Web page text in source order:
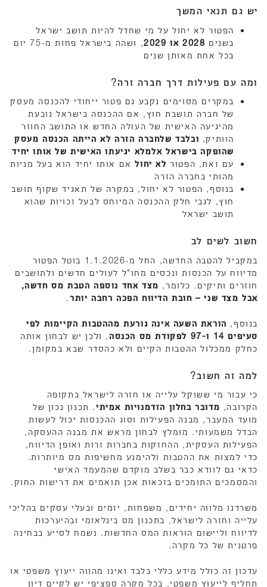
יש גם תנאי המשך
הפטור לא יחול על מי שחדל להיות תושב ישראל
בשנים 2028 או 2029
, ושהה בישראל פחות מ-75 יום
בכל אחת מאותן שנים
ומה עם פעילות דרך חברה זרה?
במקרים מסוימים נקבע גם פטור ייחודי להכנסה מעסק
של חברה תושבת חוץ, אם ההכנסה בישראל נובעת
מהיגיעה האישית של העולה החדש או התושב החוזר
הוותיק, ובלבד שלחברה הזרה לא הייתה הכנסה מעסק
שהופקה בישראל אלמלא יגיעתו האישית של אותו יחיד
עם זאת, הפטור לא יחולאם אותו יחיד הוא בעל מניות
מהותי בחברה הזרה
בנוסף, הפטור לא יחול, במקרה של תאגיד שקוף תושב
חוץ, לגבי חלק ההכנסה המיוחס לבעל זכויות שהוא
תושב ישראל
חשוב לשים לב
במקביל להטבה החדשה, החל מ-1.1.2026 בוטל הפטור
מדיווח על הכנסות ונכסים מחו"ל לעולים חדשים ולתושבים
חוזרים ותיקים. כלומר, מצד אחד נוספה הטבת מס חדשה,
אבל מצד שני – חובת הדיווח הפכה רחבה יותר.
בנוסף, הוראת השעה אינה גורעת מההטבות הקיימות לפי
סעיפים 14 ו-97 לפקודת מס הכנסה
, ולכן יש לבחון אותה
כחלק ממכלול ההטבות הקיים ולא כהסדר שבא במקומן.
למה זה חשוב?
כי עבור מי ששוקל עלייה או חזרה לישראל בתקופה
הקרובה, מדובר בחלון הזדמנויות אמיתי. תכנון נכון של
מועד המעבר, מבנה הפעילות וסוג ההכנסות יכול לעשות
הבדל משמעותי. מומלץ לבחון מראש את מבנה ההעסקה,
הפעילות העסקית, ההחזקות בחברות זרות ואופן הדיווח,
כדי למצות את ההטבות ולהימנע מחשיפות מס מיותרות.
כדאי גם לוודא כבר בשלב מוקדם שהמעמד האישי
והמסמכים התומכים בזכאות אכן תואמים את דרישות החוק.
משרדנו מלווה יחידים, משפחות, יזמים ובעלי עסקים בהליכי
עלייה וחזרה לישראל, בתכנון מס בינלאומי ובהיערכות
לדיווח וליישום הוראות המס החדשות. נשמח לסייע בבחינה
פרטנית של כל מקרה.
עדכון זה כולל מידע כללי בלבד ואינו מהווה ייעוץ משפטי או
תחליף לייעוץ משפטי. בכל מקרה ספציפי יש לקיים דיון